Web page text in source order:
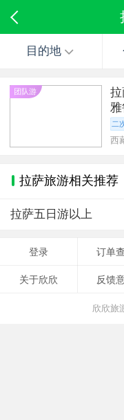
目的地
团队游
二
西
拉萨旅游相关推荐
拉萨五日游以上
登录 订单
关于欣欣 反馈
欣欣旅